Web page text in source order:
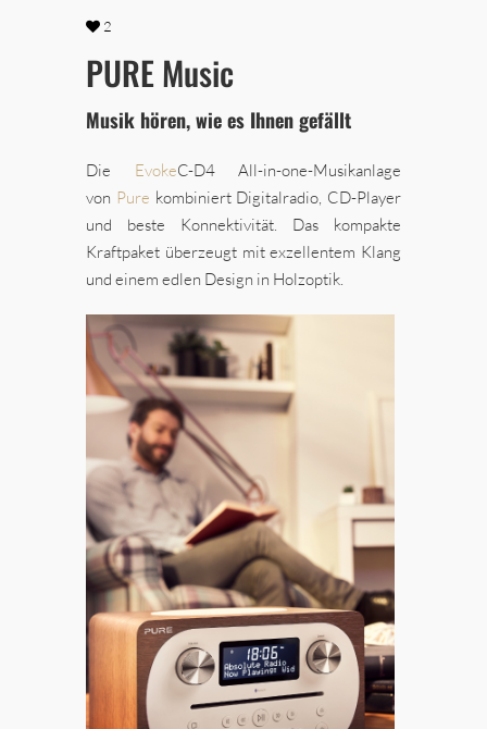
2
PURE Music
Musik hören, wie es Ihnen gefällt
Die EvokeC-D4 All-in-one-Musikanlage
von Pure kombiniert Digitalradio, CD-Player
und beste Konnektivität. Das kompakte
Kraftpaket überzeugt mit exzellentem Klang
und einem edlen Design in Holzoptik.